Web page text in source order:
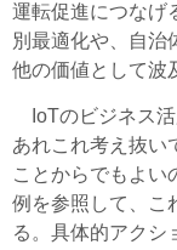
運転促進につなげ
別最適化や、自治
他の価値として波
IoTのビジネス活
あれこれ考え抜い
ことからでもよい
例を参照して、こ
る。具体的アクシ